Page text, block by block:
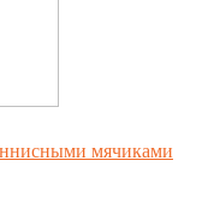
мячиками